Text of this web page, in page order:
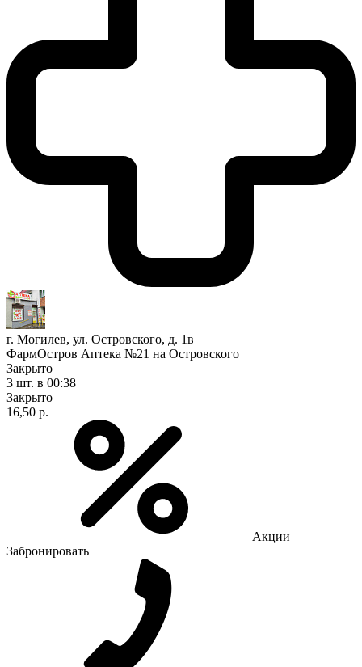
г. Могилев, ул. Островского, д. 1в
ФармОстров Аптека №21 на Островского
Закрыто
3 шт. в 00:38
Закрыто
16,50 р.
Акции
Забронировать